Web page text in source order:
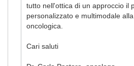
tutto nell'ottica di un approccio il
personalizzato e multimodale
oncologica.
Cari saluti